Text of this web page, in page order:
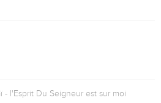
- l'Esprit Du Seigneur est sur moi